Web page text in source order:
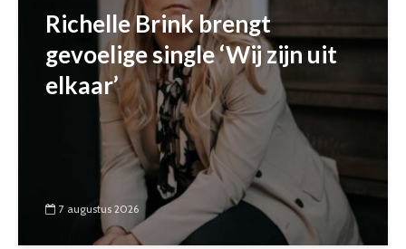
Richelle Brink brengt
gevoelige single ‘Wij zijn uit
elkaar’
7 augustus 2026